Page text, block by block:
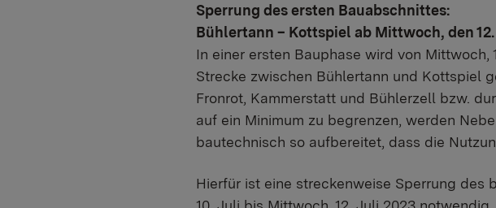
Sperrung des ersten Bauabschnittes:
Bühlertann – Kottspiel ab Mittwoch, den
In einer ersten Bauphase wird von
Strecke zwischen Bühlertann und Kottspiel
Fronrot, Kammerstatt und Bühlerzell bzw.
auf ein Minimum zu begrenzen, werden
bautechnisch so aufbereitet, dass die
Hierfür ist eine streckenweise Sperrung des